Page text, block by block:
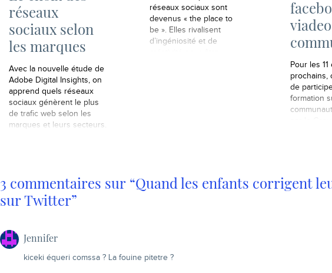
réseaux
sociaux selon
les marques
Avec la nouvelle étude de
Adobe Digital Insights, on
apprend quels réseaux
sociaux génèrent le plus
de trafic web selon les
marques et leurs secteurs.
réseaux sociaux sont
devenus « the place to
be ». Elles rivalisent
d’ingéniosité et de
Pour les 11
prochains,
de
formation
de
3 commentaires sur “Quand les enfants corrigent
sur Twitter”
Jennifer
kiceki équeri comssa ? La fouine pitetre ?